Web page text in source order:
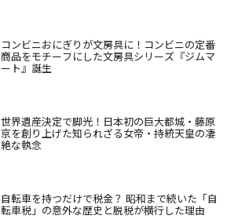
コンビニおにぎりが文房具に！コンビニの定番
商品をモチーフにした文房具シリーズ『ジムマ
ート』誕生
世界遺産決定で脚光！日本初の巨大都城・藤原
京を創り上げた知られざる女帝・持統天皇の凄
絶な執念
自転車を持つだけで税金？ 昭和まで続いた「自
転車税」の意外な歴史と脱税が横行した理由